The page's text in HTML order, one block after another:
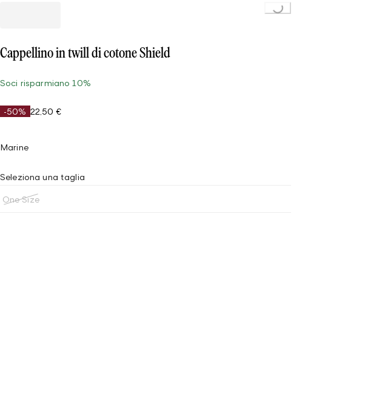
Cappellino in twill di cotone Shield
Soci risparmiano 10%
-50% 22,50 €
Marine
Seleziona una taglia
One Size